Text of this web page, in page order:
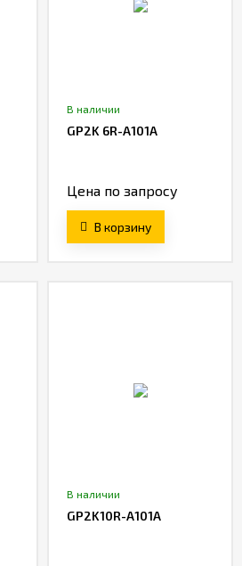
В наличии
GP2K 6R-A101A
Цена по запросу
В корзину
В наличии
GP2K10R-A101A